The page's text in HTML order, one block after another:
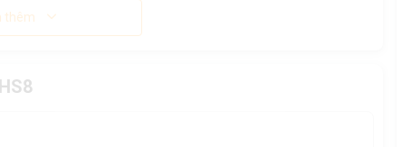
thêm